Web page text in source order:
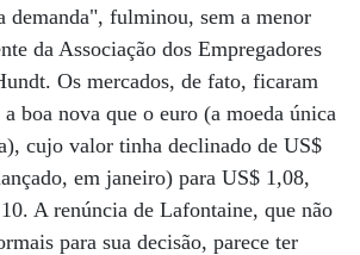
demanda", fulminou, sem a menor
da Associação dos Empregadores
Os mercados, de fato, ficaram
boa nova que o euro (a moeda única
cujo valor tinha declinado de US$
em janeiro) para US$ 1,08,
A renúncia de Lafontaine, que não
para sua decisão, parece ter